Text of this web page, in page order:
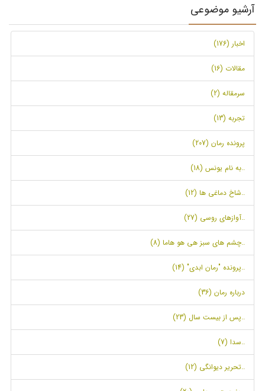
آرشیو موضوعی
اخبار (176)
مقالات (16)
سرمقاله (2)
تجربه (13)
پرونده رمان (207)
..به نام یونس (18)
..شاخ دماغی ها (12)
..آوازهای روسی (27)
..چشم های سبز هی هو هاما (8)
..پرونده "رمان ابدی" (14)
درباره رمان (36)
..پس از بیست سال (23)
..سدا (7)
..تحریر دیوانگی (12)